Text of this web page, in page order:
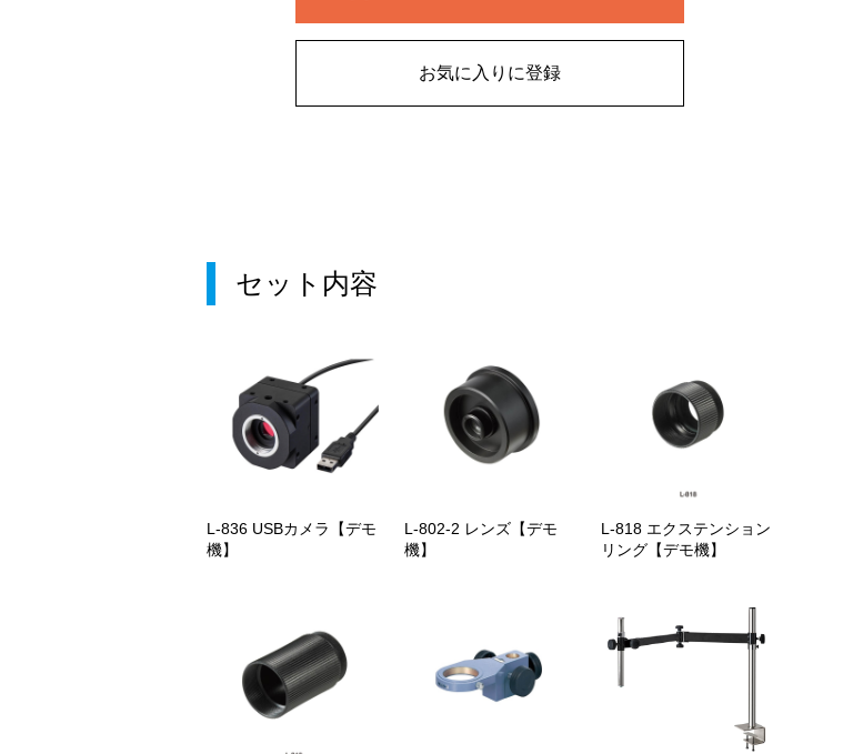
お気に入りに登録
セット内容
L-836 USBカメラ【デモ
機】
L-802-2 レンズ【デモ
機】
L-818 エクステンション
リング【デモ機】